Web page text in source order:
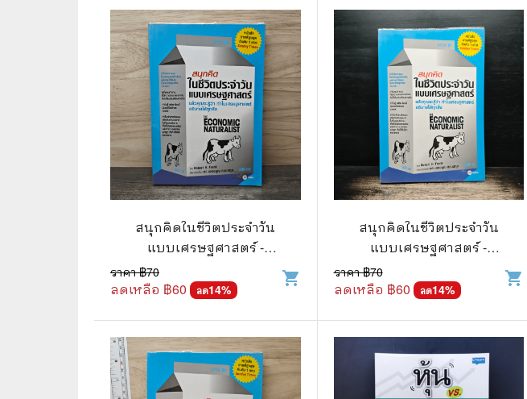
สนุกคิดในชีวิตประจำวัน
แบบเศรษฐศาสตร์ -
ราคา ฿70
ลดเหลือ ฿60 ลด14%
shopping_cart
สนุกคิดในชีวิตประจำวัน
แบบเศรษฐศาสตร์ -
ราคา ฿70
ลดเหลือ ฿60 ลด14%
shopping_cart
🏵️ บทกวี บทกลอน
🏞️ นิยายภาพ
👨‍❤️‍👨 นิยายวาย นิยายยูริ
✍️ นิยายฟิคชั่น
🌏 นิยายแปล
🏰 วรรณกรรมเยาวชน
🛸 ไซไฟ วิทยาศาสตร์
🌟 นิยายไลท์โนเวล
🏮 นิยายจีน
🌞 นิยายแจ่มใส
🟩 สนพ.บงกช
☀️ สนพ.วิบูลย์กิจ
🟦 สนพ.เนชั่น
⭕ สนพ.สยามอินเตอร์
🔴 สนพ.บูรพัฒน์
🔲 สนพ.Zenshu
การ์ตูนรายเดือน รายสัปดาห์
การ์ตูนแก๊ก
หนังสือการ์ตูน